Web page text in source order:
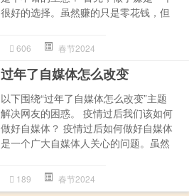
很好的选择。虽然赚的只是零花钱，但
606 春节2024
过年了自媒体怎么改变
以下围绕“过年了自媒体怎么改变”主题
解决网友的困惑。 疫情过后我们该如何
做好自媒体？ 疫情过后如何做好自媒体
是一个广大自媒体人关心的问题。虽然
189 春节2024